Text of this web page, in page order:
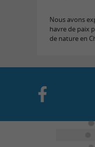
Nous avons
havre de paix
de nature en